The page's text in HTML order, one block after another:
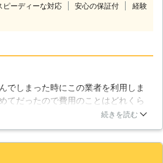
と送り出すことが大切ではないでしょ
できちんと心配りをさせていただいて
おりますので、在りし日のペットを共
に偲ばせていただきたいと思います。
ピーディーな対応 安心の保証付
経験
でしまった時にこの業者を利用しま
てだったので費用のことはどれくら
のですが、じぶんが思っていた費用
続きを読む